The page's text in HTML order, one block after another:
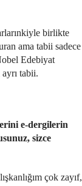
birlikte
ama tabii sadece
Edebiyat
tabii.
e-dergilerin
sizce
çok zayıf,